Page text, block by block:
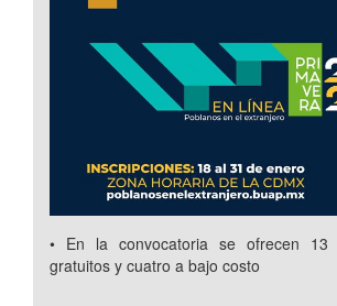
• En la convocatoria se ofrecen 13
gratuitos y cuatro a bajo costo